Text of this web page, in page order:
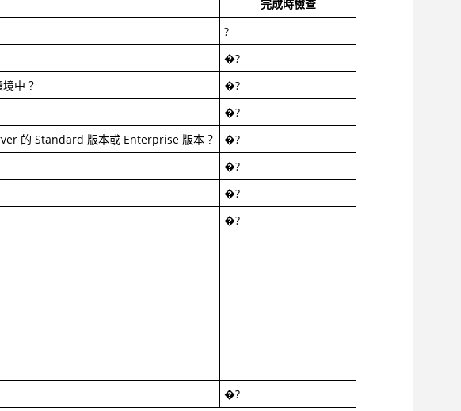
完成時檢查
?
�?
中？
�?
�?
的 Standard 版本或 Enterprise 版本？
�?
�?
�?
�?
�?